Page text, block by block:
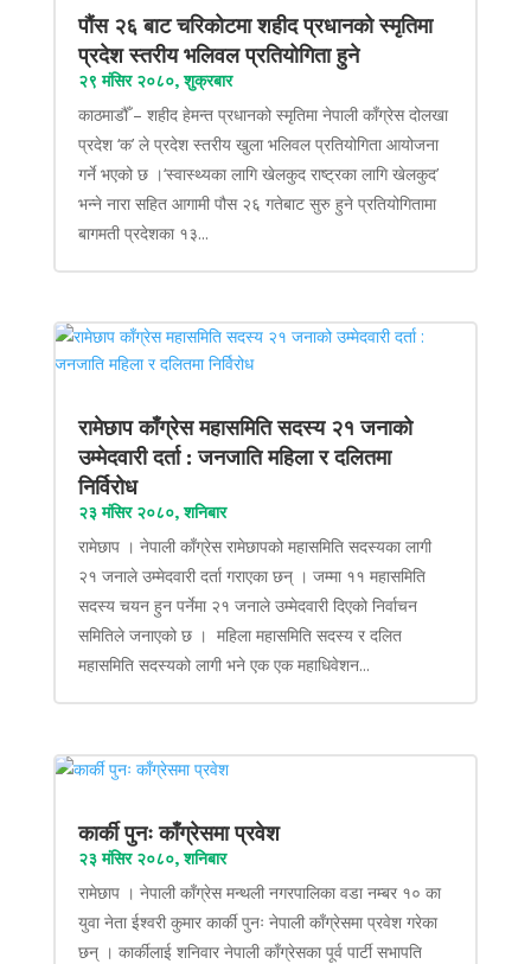
पौंस २६ बाट चरिकोटमा शहीद प्रधानको स्मृतिमा
प्रदेश स्तरीय भलिवल प्रतियोगिता हुने
२९ मंसिर २०८०, शुक्रबार
काठमाडौँ – शहीद हेमन्त प्रधानको स्मृतिमा नेपाली काँग्रेस दोलखा
प्रदेश ‘क’ ले प्रदेश स्तरीय खुला भलिवल प्रतियोगिता आयोजना
गर्ने भएको छ ।‘स्वास्थ्यका लागि खेलकुद राष्ट्रका लागि खेलकुद’
भन्ने नारा सहित आगामी पौस २६ गतेबाट सुरु हुने प्रतियोगितामा
बागमती प्रदेशका १३...
रामेछाप काँग्रेस महासमिति सदस्य २१ जनाको
उम्मेदवारी दर्ता : जनजाति महिला र दलितमा
निर्विरोध
२३ मंसिर २०८०, शनिबार
रामेछाप । नेपाली काँग्रेस रामेछापको महासमिति सदस्यका लागी
२१ जनाले उम्मेदवारी दर्ता गराएका छन् । जम्मा ११ महासमिति
सदस्य चयन हुन पर्नेमा २१ जनाले उम्मेदवारी दिएको निर्वाचन
समितिले जनाएको छ । महिला महासमिति सदस्य र दलित
महासमिति सदस्यको लागी भने एक एक महाधिवेशन...
कार्की पुनः काँग्रेसमा प्रवेश
२३ मंसिर २०८०, शनिबार
रामेछाप । नेपाली काँग्रेस मन्थली नगरपालिका वडा नम्बर १० का
युवा नेता ईश्वरी कुमार कार्की पुनः नेपाली काँग्रेसमा प्रवेश गरेका
छन् । कार्कीलाई शनिवार नेपाली काँग्रेसका पूर्व पार्टी सभापति